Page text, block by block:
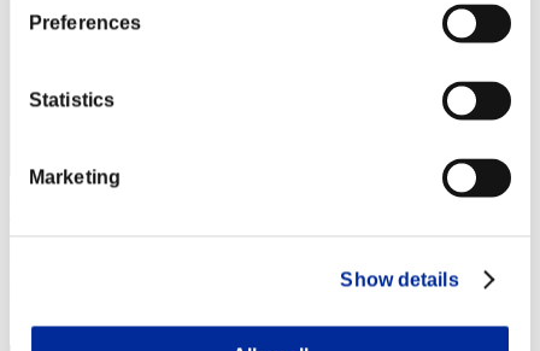
Preferences
Statistics
Marketing
Show details